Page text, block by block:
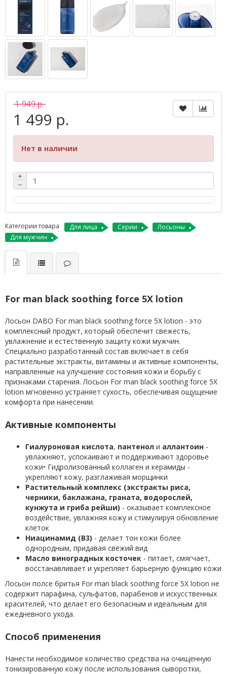
1 949 р.
1 499 р.
Нет в наличии
+
−
Категории товара Для лица Серии
Лосьоны
Для мужчин
For man black soothing force 5X lotion
Лосьон DABO For man black soothing force 5X lotion - это
комплексный продукт, который обеспечит свежесть,
увлажнение и естественную защиту кожи мужчин.
Специально разработанный состав включает в себя
растительные экстракты, витамины и активные компоненты,
направленные на улучшение состояния кожи и борьбу с
признаками старения. Лосьон For man black soothing force 5X
lotion мгновенно устраняет сухость, обеспечивая ощущение
комфорта при нанесении.
Активные компоненты
Гиалуроновая кислота, пантенол и аллантоин -
увлажняют, успокаивают и поддерживают здоровье
кожи• Гидролизованный коллаген и керамиды -
укрепляют кожу, разглаживая морщинки
Растительный комплекс (экстракты риса,
черники, баклажана, граната, водорослей,
кунжута и гриба рейши) - оказывает комплексное
воздействие, увлажняя кожу и стимулируя обновление
клеток
Ниацинамид (B3) - делает тон кожи более
однородным, придавая свежий вид
Масло виноградных косточек - питает, смягчает,
восстанавливает и укрепляет барьерную функцию кожи
Лосьон полсе бритья For man black soothing force 5X lotion не
содержит парафина, сульфатов, парабенов и искусственных
красителей, что делает его безопасным и идеальным для
ежедневного ухода.
Способ применения
Нанести необходимое количество средства на очищенную
тонизированную кожу после использования сыворотки,